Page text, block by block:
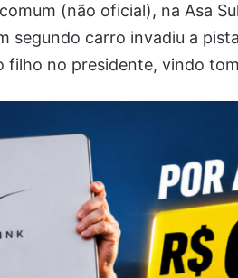
(não oficial), na Asa
segundo carro invadiu a
filho no presidente, vindo